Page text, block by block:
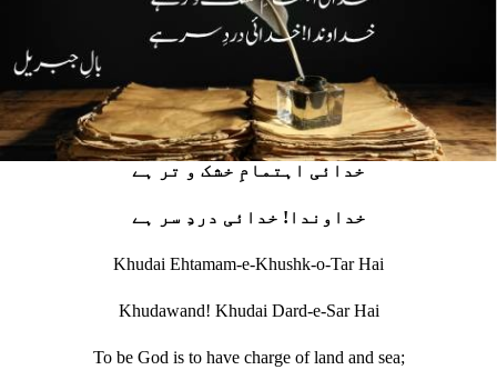
خدائی اہتمامِ خشک و تر ہے
خداوندا! خدائی دردِ سر ہے
Khudai Ehtamam-e-Khushk-o-Tar Hai
Khudawand! Khudai Dard-e-Sar Hai
To be God is to have charge of land and sea;